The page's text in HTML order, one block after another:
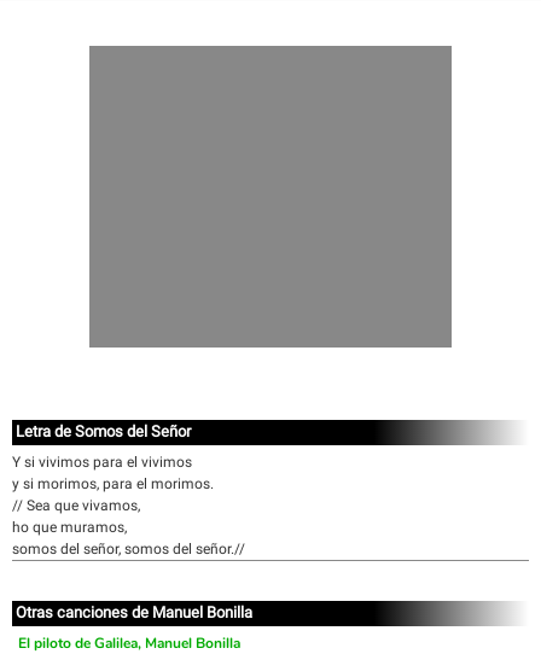
Letra de Somos del Señor
Y si vivimos para el vivimos
y si morimos, para el morimos.
// Sea que vivamos,
ho que muramos,
somos del señor, somos del señor.//
Otras canciones de Manuel Bonilla
El piloto de Galilea, Manuel Bonilla